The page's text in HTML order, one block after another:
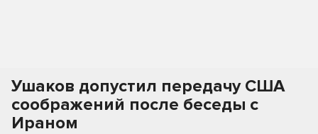
Ушаков допустил передачу США
соображений после беседы с
Ираном